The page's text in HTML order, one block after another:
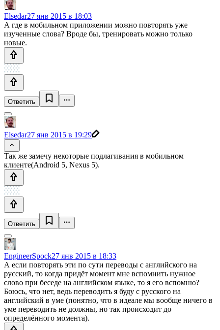
Elsedar27 янв 2015 в 18:03
А где в мобильном приложении можно повторять уже
изученные слова? Вроде бы, тренировать можно только
новые.
Ответить
Elsedar27 янв 2015 в 19:29
Так же замечу некоторые подлагивания в мобильном
клиенте(Android 5, Nexus 5).
Ответить
EngineerSpock27 янв 2015 в 18:33
А если повторять эти по сути переводы с английского на
русский, то когда придёт момент мне вспомнить нужное
слово при беседе на английском языке, то я его вспомню?
Боюсь, что нет, ведь переводить я буду с русского на
английский в уме (понятно, что в идеале мы вообще ничего в
уме переводить не должны, но так происходит до
определённого момента).